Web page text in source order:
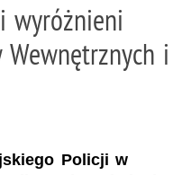
wyróżnieni
i
Policji w